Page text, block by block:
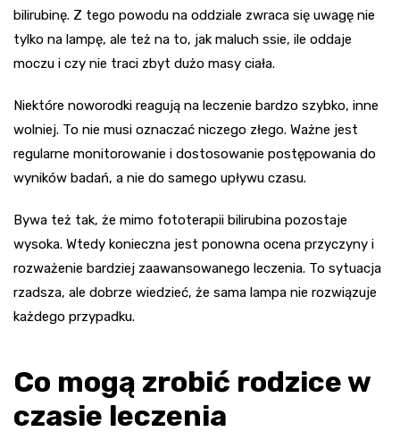
bilirubinę. Z tego powodu na oddziale zwraca się uwagę nie
tylko na lampę, ale też na to, jak maluch ssie, ile oddaje
moczu i czy nie traci zbyt dużo masy ciała.
Niektóre noworodki reagują na leczenie bardzo szybko, inne
wolniej. To nie musi oznaczać niczego złego. Ważne jest
regularne monitorowanie i dostosowanie postępowania do
wyników badań, a nie do samego upływu czasu.
Bywa też tak, że mimo fototerapii bilirubina pozostaje
wysoka. Wtedy konieczna jest ponowna ocena przyczyny i
rozważenie bardziej zaawansowanego leczenia. To sytuacja
rzadsza, ale dobrze wiedzieć, że sama lampa nie rozwiązuje
każdego przypadku.
Co mogą zrobić rodzice w
czasie leczenia